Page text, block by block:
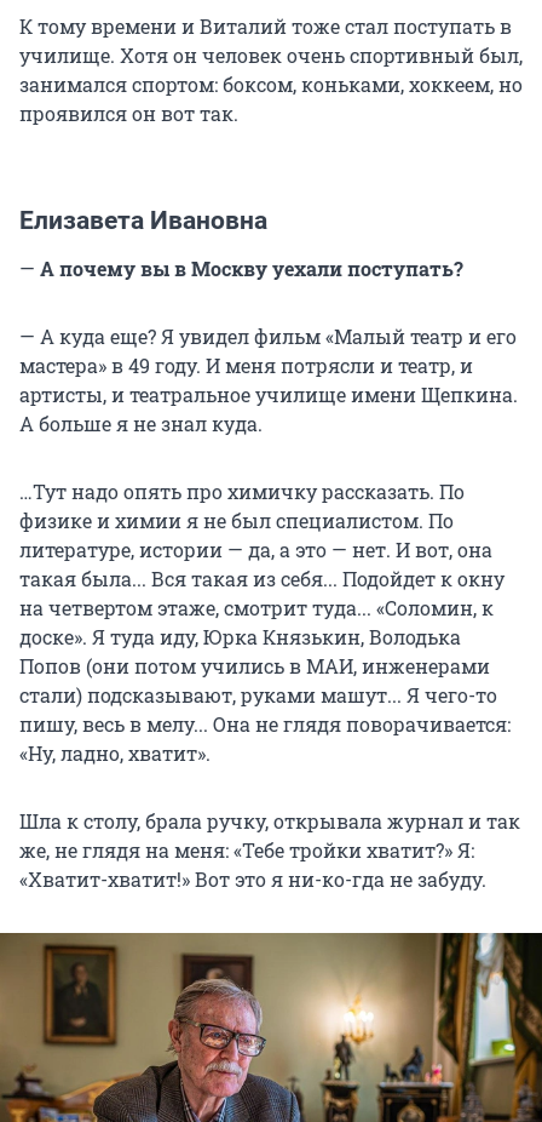
К тому времени и Виталий тоже стал поступать в
училище. Хотя он человек очень спортивный был,
занимался спортом: боксом, коньками, хоккеем, но
проявился он вот так.
Елизавета Ивановна
— А почему вы в Москву уехали поступать?
— А куда еще? Я увидел фильм «Малый театр и его
мастера» в 49 году. И меня потрясли и театр, и
артисты, и театральное училище имени Щепкина.
А больше я не знал куда.
…Тут надо опять про химичку рассказать. По
физике и химии я не был специалистом. По
литературе, истории — да, а это — нет. И вот, она
такая была... Вся такая из себя... Подойдет к окну
на четвертом этаже, смотрит туда... «Соломин, к
доске». Я туда иду, Юрка Князькин, Володька
Попов (они потом учились в МАИ, инженерами
стали) подсказывают, руками машут... Я чего-то
пишу, весь в мелу... Она не глядя поворачивается:
«Ну, ладно, хватит».
Шла к столу, брала ручку, открывала журнал и так
же, не глядя на меня: «Тебе тройки хватит?» Я:
«Хватит-хватит!» Вот это я ни-ко-гда не забуду.